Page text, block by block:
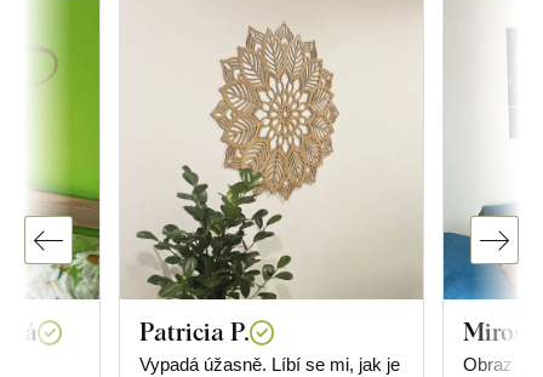
Patricia P.
Vypadá úžasně. Líbí se mi, jak je
Obraz je